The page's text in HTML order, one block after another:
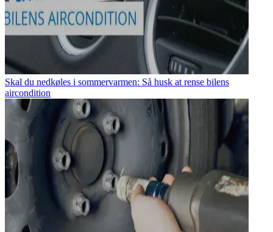
Skal du nedkøles i sommervarmen: Så husk at rense bilens
aircondition